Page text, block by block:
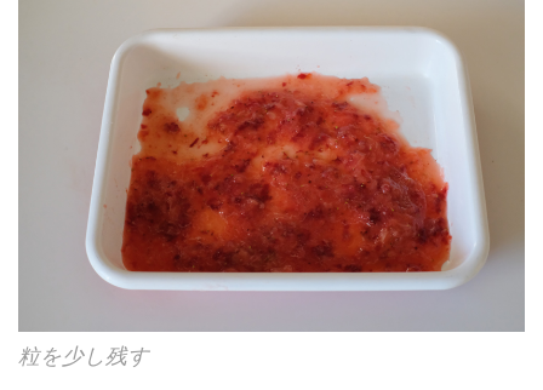
粒を少し残す